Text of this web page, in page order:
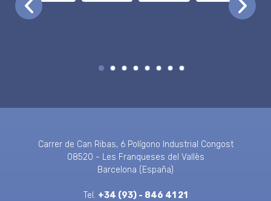
Carrer de Can Ribas, 6 Polígono Industrial Congost
08520 - Les Franqueses del Vallès
Barcelona (España)
Tel. +34 (93) - 846 41 21